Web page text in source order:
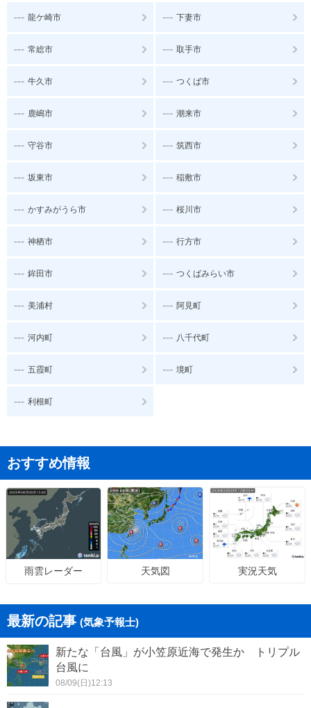
--- 龍ケ崎市 --- 下妻市
--- 常総市 --- 取手市
--- 牛久市 --- つくば市
--- 鹿嶋市 --- 潮来市
--- 守谷市 --- 筑西市
--- 坂東市 --- 稲敷市
--- かすみがうら市 --- 桜川市
--- 神栖市 --- 行方市
--- 鉾田市 --- つくばみらい市
--- 美浦村 --- 阿見町
--- 河内町 --- 八千代町
--- 五霞町 --- 境町
--- 利根町
おすすめ情報
雨雲レーダー 天気図 実況天気
最新の記事 (気象予報士)
新たな「台風」が小笠原近海で発生か トリプル
台風に
08/09(日)12:13